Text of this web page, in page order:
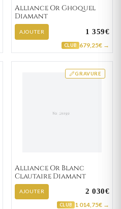
Alliance Or Ghoquel
Diamant
AJOUTER 1 359€
CLUB 679,25€ →
GRAVURE
Alliance Or Blanc
Clautaire Diamant
AJOUTER 2 030€
CLUB 1 014,75€ →